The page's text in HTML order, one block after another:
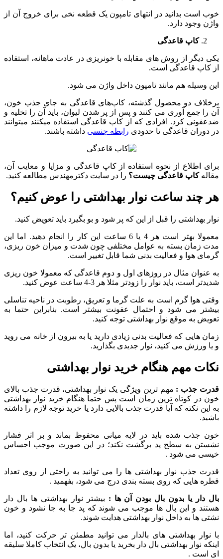
خوب است بدانید در انتهای تامپون‌ یک قطعه‌ نخی برای خروج آن از
واژن وجود دارد.
کاپ قاعدگی
یکی دیگر از روش ‌های مقابله با خونریزی در عادت ماهانه، استفاده
از کاپ قاعدگی است.
این وسیله هم مانند تامپون داخل واژن می ‌شود.
برخلاف دو محصول گذشته، کاپ‌های قاعدگی به جای جذب خون،
آن را جمع ‌آوری می‌ کنند و پس از پر شدن لیوان، باید آن را تخلیه و
ضدعفونی کرد. افرادی که از کاپ قاعدگی استفاده میکنند میتوانند
در دوران قاعدگی تا حدودی رابطه جنسی داشته باشند.
برای اطلاع از نحوه استفاده از کاپ قاعدگی و مزایا و معایب آن،
مقالهکاپ قاعدگی چیست؟ را در سایت دکترمهندس مطالعه کنید.
هر چند ساعت نوار بهداشتی را عوض کنیم؟
نوار بهداشتی را قبل از این که پر شود و بو بگیرد باید تعویض کنید.
معمولا بهتر است هر 4 یا 6 ساعت این کار را انجام دهید. اما این
مدت زمان بسته به عوامل مختلفی چون شدت و میزان خون ریزی،
گرمای هوا و فعالیت بدنی شما قابل تغییر است.
به عنوان مثال در روزهای اول و دوم قاعدگی که معمولا خون ریزی
شدیدتر است، باید نوار را زودتر مثلا هر 3-4 ساعت عوض کنید.
وقتی هوا گرم است به علت گرما و تعریق، رطوبت در ناحیه تناسلی
بیشتر می شود و احتمال عفونت بیشتر است. بنابراین حتما به
تعویض به موقع نوار بهداشتی توجه کنید.
زمان هایی که فعالیت بدنی زیادی دارید یا به بیرون از خانه می روید
و یا ورزش می کنید، نوار جدیدی بگذارید.
نکات مهم هنگام خرید نوار بهداشتی
قدرت جذب : مهم ترین ویژگی یک نوار بهداشتی، قدرت جذب بالای
خون در کوتاه ترین زمان است پس حتما هنگام خرید نوار بهداشتی
به این نکته که آیا قدرت جذب بالایی دارد یا خرید توجه لازم را داشته
باشید.
خون جذب‌ شده باید در لایه میانی محفوظ بماند و بر اثر فشار
نشستن به سطح پد برگشت نکند؛ در این صورت موجب احساس
خیسی می‌ شود .
قدرت جذب نوار بهداشتی‌ ها را می‌ توانید به‌ راحتی از روی تعداد
قطره‌ هایی که روی بسته ‌بندی‌ درج می‌ شود، بفهمید .
بال دار یا بدون بال بودن آن ها : بیشتر نوار بهداشتی ها بال دار
هستند و این بال ها موجب می شوند که پد جا به جا نشود و خون
نشتی ها به داخل نوار بهداشتی هدایت شوند.
با نوار بهداشتی‌ های بالدار می‌ توانید مطمئن‌ تر حرکت کنید، اما
اینکه نوار بهداشتی بال‌ دار بخرید یا بدون بال، یک انتخاب کاملا سلیقه‌
ای است .